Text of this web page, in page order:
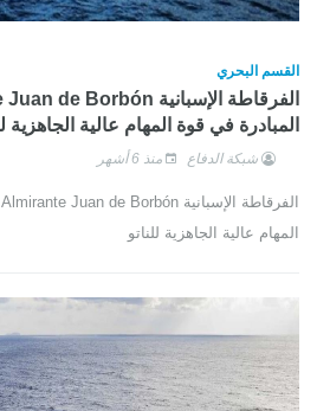
القسم البحري
المبادرة في قوة المهام عالية الجاهزية
شبكة الدفاع منذ 6 أشهر
المهام عالية الجاهزية للناتو